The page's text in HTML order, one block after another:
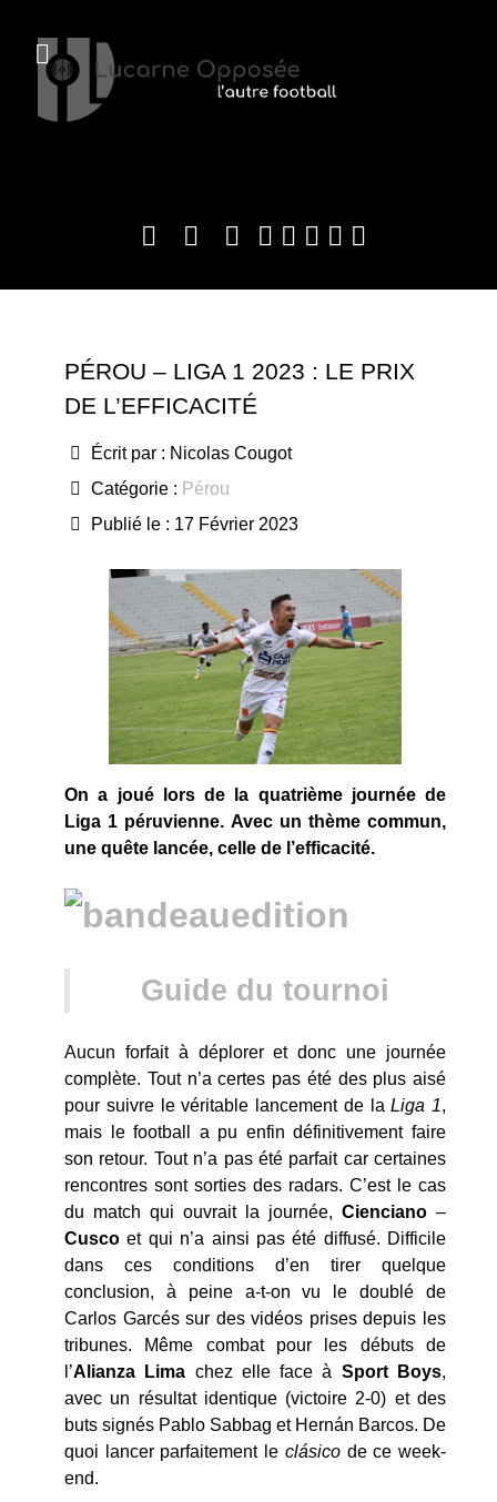
PÉROU – LIGA 1 2023 : LE PRIX
DE L’EFFICACITÉ
Écrit par : Nicolas Cougot
Catégorie : Pérou
Publié le : 17 Février 2023
On a joué lors de la quatrième journée de
Liga 1 péruvienne. Avec un thème commun,
une quête lancée, celle de l’efficacité.
Guide du tournoi
Aucun forfait à déplorer et donc une journée
complète. Tout n’a certes pas été des plus aisé
pour suivre le véritable lancement de laLiga 1,
mais le football a pu enfin définitivement faire
son retour. Tout n’a pas été parfait car certaines
rencontres sont sorties des radars. C’est le cas
du match qui ouvrait la journée, Cienciano –
Cusco et qui n’a ainsi pas été diffusé. Difficile
dans ces conditions d’en tirer quelque
conclusion, à peine a-t-on vu le doublé de
Carlos Garcés sur des vidéos prises depuis les
tribunes. Même combat pour les débuts de
l’Alianza Lima chez elle face à Sport Boys,
avec un résultat identique (victoire 2-0) et des
buts signés Pablo Sabbag et Hernán Barcos. De
quoi lancer parfaitement le clásicode ce week-
end.